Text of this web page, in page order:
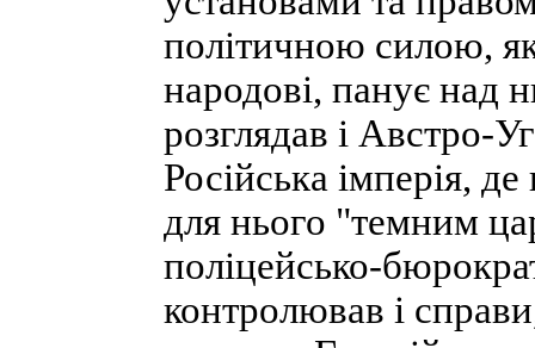
політичною силою,
народові, панує над
розглядав і Австро-
Російська імперія,
для нього "темним
поліцейсько-
контролював і